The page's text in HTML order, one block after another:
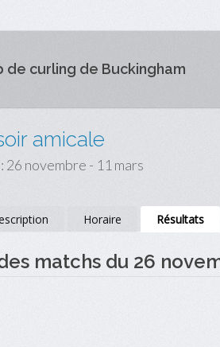
de curling de Buckingham
amicale
26 novembre - 11 mars
Horaire Résultats
matchs du 26